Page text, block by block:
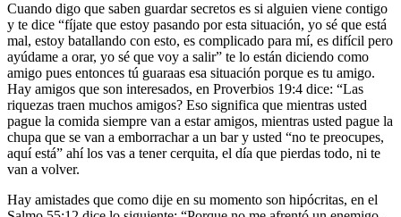
Cuando digo que saben guardar secretos es si alguien viene contigo
y te dice “fíjate que estoy pasando por esta situación, yo sé que está
mal, estoy batallando con esto, es complicado para mí, es difícil pero
ayúdame a orar, yo sé que voy a salir” te lo están diciendo como
amigo pues entonces tú guaraas esa situación porque es tu amigo.
Hay amigos que son interesados, en Proverbios 19:4 dice: “Las
riquezas traen muchos amigos? Eso significa que mientras usted
pague la comida siempre van a estar amigos, mientras usted pague la
chupa que se van a emborrachar a un bar y usted “no te preocupes,
aquí está” ahí los vas a tener cerquita, el día que pierdas todo, ni te
van a volver.
Hay amistades que como dije en su momento son hipócritas, en el